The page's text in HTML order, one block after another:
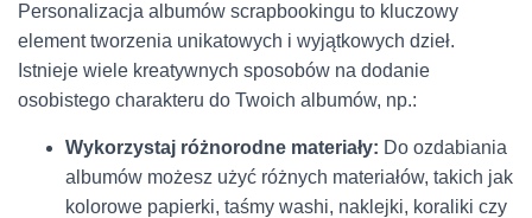
Personalizacja albumów scrapbookingu to kluczowy
element tworzenia unikatowych i wyjątkowych dzieł.
Istnieje wiele kreatywnych sposobów na dodanie
osobistego charakteru do Twoich albumów, np.:
Wykorzystaj różnorodne materiały: Do ozdabiania
albumów możesz użyć różnych materiałów, takich jak
kolorowe papierki, taśmy washi, naklejki, koraliki czy